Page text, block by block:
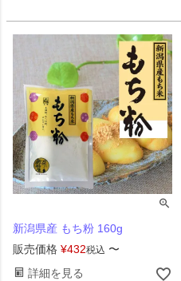
新潟県産 もち粉 160g
販売価格 ¥432税込 〜
詳細を見る